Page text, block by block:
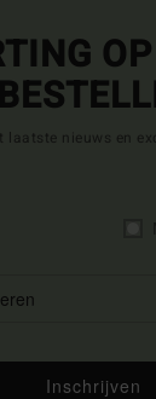
nieuws en
Inschrijven